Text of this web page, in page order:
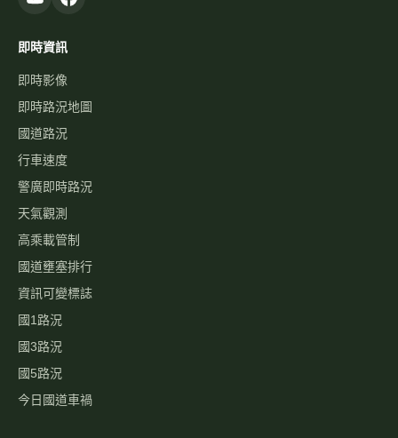
即時資訊
即時影像
即時路況地圖
國道路況
行車速度
警廣即時路況
天氣觀測
高乘載管制
國道壅塞排行
資訊可變標誌
國1路況
國3路況
國5路況
今日國道車禍